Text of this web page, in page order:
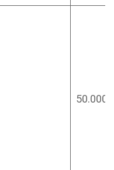
50.000